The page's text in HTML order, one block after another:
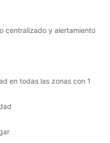
centralizado y alertamiento
en todas las zonas con 1